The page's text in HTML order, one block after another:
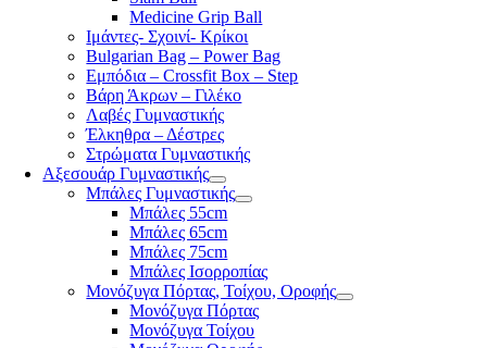
Medicine Grip Ball
Ιμάντες- Σχοινί- Κρίκοι
Bulgarian Bag – Power Bag
Εμπόδια – Crossfit Box – Step
Βάρη Άκρων – Γιλέκο
Λαβές Γυμναστικής
Έλκηθρα – Δέστρες
Στρώματα Γυμναστικής
Αξεσουάρ Γυμναστικής
Μπάλες Γυμναστικής
Μπάλες 55cm
Μπάλες 65cm
Μπάλες 75cm
Μπάλες Ισορροπίας
Μονόζυγα Πόρτας, Τοίχου, Οροφής
Μονόζυγα Πόρτας
Μονόζυγα Τοίχου